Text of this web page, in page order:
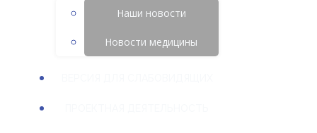
Наши новости
Новости медицины